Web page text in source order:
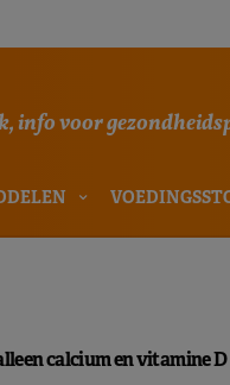
info voor
calcium en vitamine D